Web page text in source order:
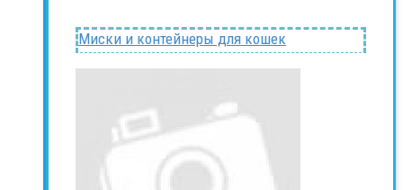
Миски и контейнеры для кошек